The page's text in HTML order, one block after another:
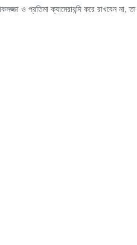
ও প্রতিমা ক্যামেরাবন্দি করে রাখবেন না, তা